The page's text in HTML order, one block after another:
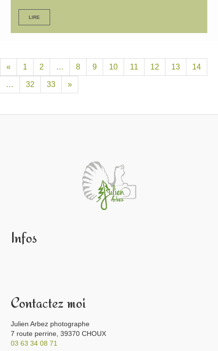
LIRE
« 1 2 … 8 9 10 11 12 13 14
… 32 33 »
Infos
Contactez moi
Julien Arbez photographe
7 route perrine, 39370 CHOUX
03 63 34 08 71